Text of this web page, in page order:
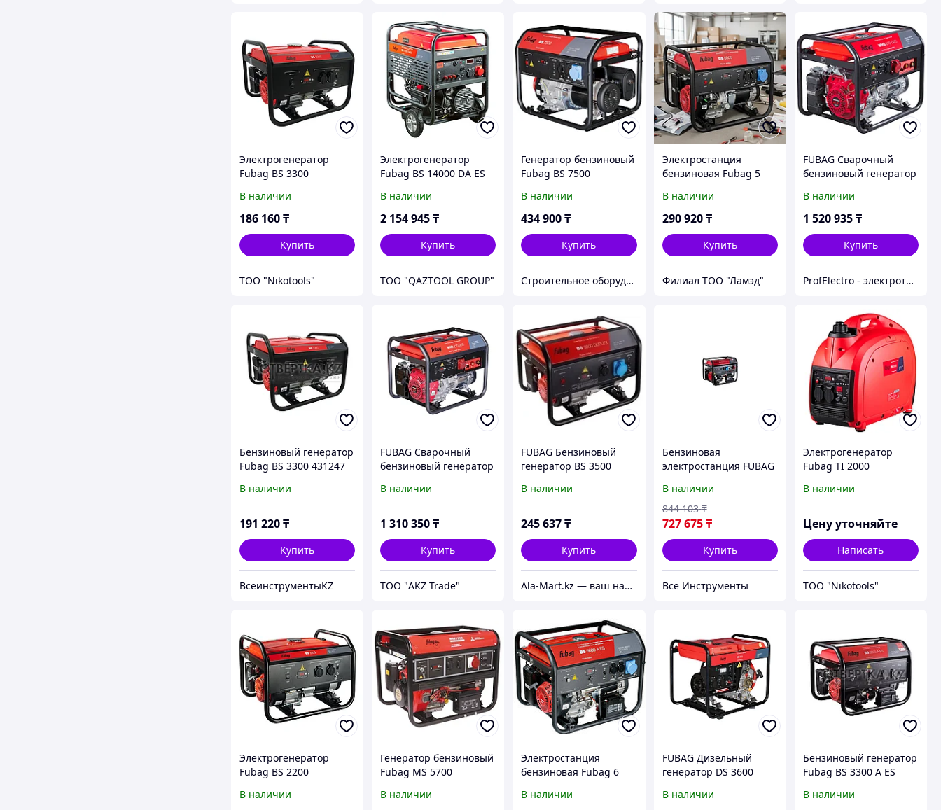
Электрогенератор
Fubag BS 3300
В наличии
186 160₸
Купить
ТОО "Nikotools"
Электрогенератор
Fubag BS 14000 DA ES
В наличии
2 154 945₸
Купить
TOO "QAZTOOL GROUP"
Генератор бензиновый
Fubag BS 7500
В наличии
434 900₸
Купить
Строительное оборудование "ElectroKlad"
Электростанция
бензиновая Fubag 5
В наличии
290 920 ₸
Купить
Филиал ТОО "Ламэд"
FUBAG Сварочный
бензиновый генератор
В наличии
1 520 935₸
Купить
ProfElectro - электротехническое оборудование
Бензиновый генератор
Fubag BS 3300 431247
В наличии
191 220₸
Купить
ВсеинструментыKZ
FUBAG Сварочный
бензиновый генератор
В наличии
1 310 350₸
Купить
ТОО "AKZ Trade"
FUBAG Бензиновый
генератор BS 3500
В наличии
245 637₸
Купить
Ala-Mart.kz — ваш надежный партнер в мире качественных товаров.
Бензиновая
электростанция FUBAG
641021
В наличии
727 675 ₸
844 103 ₸
Купить
Все Инструменты
Электрогенератор
Fubag TI 2000
В наличии
Цену уточняйте
Написать
ТОО "Nikotools"
Электрогенератор
Fubag BS 2200
В наличии
Генератор бензиновый
Fubag MS 5700
В наличии
Электростанция
бензиновая Fubag 6
ES
В наличии
FUBAG Дизельный
генератор DS 3600
В наличии
Бензиновый генератор
Fubag BS 3300 A ES
В наличии